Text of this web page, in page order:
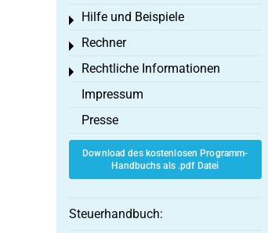
Hilfe und Beispiele
Toggle menu
Rechner
Toggle menu
Rechtliche Informationen
Toggle menu
Impressum
Presse
Download des kostenlosen Programm-
Handbuchs als .pdf Datei
Steuerhandbuch: